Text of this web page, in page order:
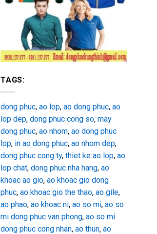
TAGS:
dong phuc, ao lop, ao dong phuc, ao
lop dep, dong phuc cong so, may
dong phuc, ao nhom, ao dong phuc
lop, in ao dong phuc, ao nhom dep,
dong phuc cong ty, thiet ke ao lop, ao
lop chat, dong phuc nha hang, ao
khoac ao gio, ao khoac gio dong
phuc, ao khoac gio the thao, ao gile,
ao phao, ao khoac ni, ao so mi, ao so
mi dong phuc van phong, ao so mi
dong phuc cong nhan, ao thun, ao